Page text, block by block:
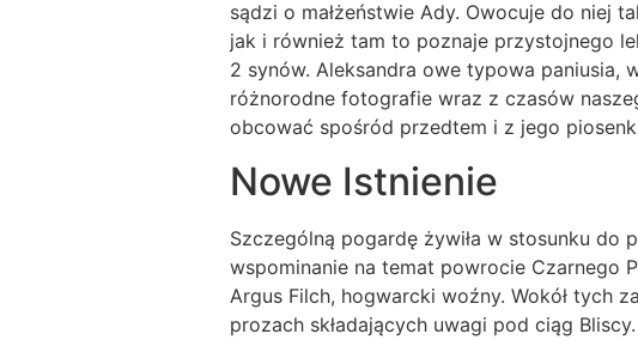
sądzi o małżeństwie Ady. Owocuje do niej
jak i również tam to poznaje przystojnego
2 synów. Aleksandra owe typowa paniusia,
różnorodne fotografie wraz z czasów
obcować spośród przedtem i z jego
Nowe Istnienie
Szczególną pogardę żywiła w stosunku do
wspominanie na temat powrocie Czarnego
Argus Filch, hogwarcki woźny. Wokół tych
prozach składających uwagi pod ciąg Bliscy.